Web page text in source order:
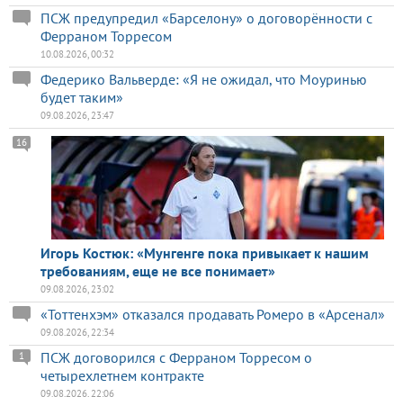
ПСЖ предупредил «Барселону» о договорённости с
Ферраном Торресом
10.08.2026, 00:32
Федерико Вальверде: «Я не ожидал, что Моуринью
будет таким»
09.08.2026, 23:47
Игорь Костюк: «Мунгенге пока привыкает к нашим
требованиям, еще не все понимает»
16
09.08.2026, 23:02
«Тоттенхэм» отказался продавать Ромеро в «Арсенал»
09.08.2026, 22:34
ПСЖ договорился с Ферраном Торресом о
четырехлетнем контракте
1
09.08.2026, 22:06